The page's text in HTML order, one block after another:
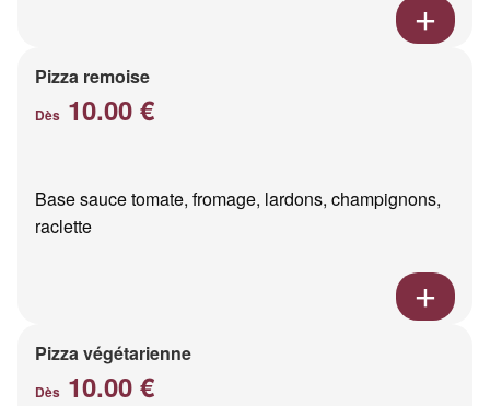
Pizza remoise
Dès 10.00 €
Base sauce tomate, fromage, lardons, champignons,
raclette
Pizza végétarienne
Dès 10.00 €